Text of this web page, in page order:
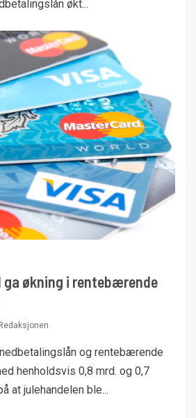
økt...
ga økning i rentebærende
Redaksjonen
og rentebærende
henholdsvis 0,8 mrd. og 0,7
at julehandelen ble...